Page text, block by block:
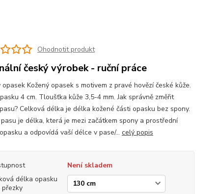
Ohodnotit produkt
český výrobek - ruční práce
opasek Kožený opasek s motivem z pravé hovězí české kůže.
4 cm. Tloušťka kůže 3,5-4 mm. Jak správně změřit
Celková délka je délka kožené části opasku bez spony.
je délka, která je mezi začátkem spony a prostřední
a odpovídá vaší délce v pase/... celý popis
Není skladem
délka opasku
přezky